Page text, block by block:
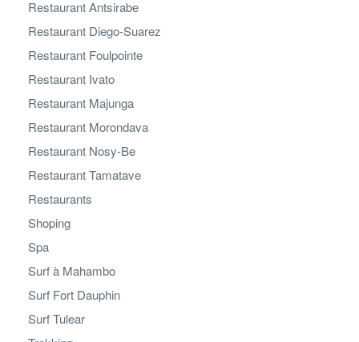
Restaurant Antsirabe
Restaurant Diego-Suarez
Restaurant Foulpointe
Restaurant Ivato
Restaurant Majunga
Restaurant Morondava
Restaurant Nosy-Be
Restaurant Tamatave
Restaurants
Shoping
Spa
Surf à Mahambo
Surf Fort Dauphin
Surf Tulear